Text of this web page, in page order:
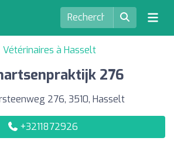
Vétérinaires à Hasselt
276
276, 3510, Hasselt
+3211872926